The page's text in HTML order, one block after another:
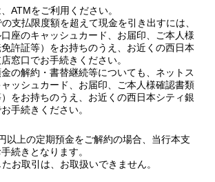
ATMをご利用ください。
支払限度額を超えて現金を引き出すには、
座のキャッシュカード、お届印、ご本人様
許証等）をお持ちのうえ、お近くの西日本
窓口でお手続きください。
の解約・書替継続等についても、ネットス
ッシュカード、お届印、ご本人様確認書類
）をお持ちのうえ、お近くの西日本シティ銀
手続きください。
以上の定期預金をご解約の場合、当行本支
続きとなります。
お取引は、お取扱いできません。